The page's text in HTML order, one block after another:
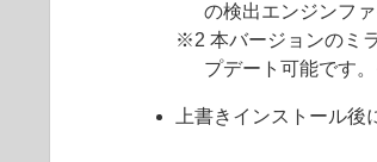
の検出エンジンフ
※2 本バージョンのミ
プデート可能です
上書きインストール